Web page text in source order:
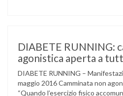
gruppo musicale GROOVY
MILANESE. L’ Associazione …
DIABETE RUNNING:
agonistica aperta a
DIABETE RUNNING –
maggio 2016 Camminata non
“Quando l’esercizio fisico